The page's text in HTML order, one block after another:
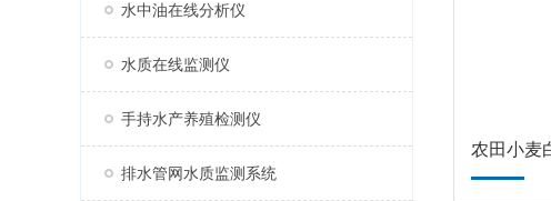
水中油在线分析仪
水质在线监测仪
手持水产养殖检测仪
排水管网水质监测系统
农田小麦